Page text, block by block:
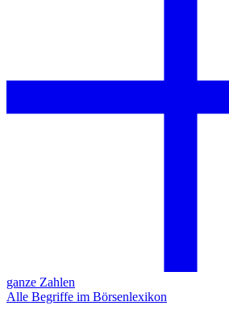
ganze Zahlen
Alle Begriffe im Börsenlexikon